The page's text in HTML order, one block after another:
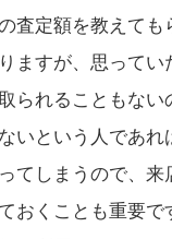
査定額を教えて
ますが、思って
られることもない
いという人であ
てしまうので、
おくことも重要